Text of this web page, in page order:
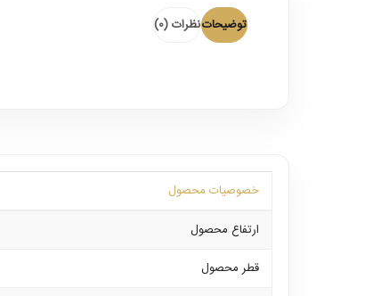
توضیحاتنظرات (0)
خصوصیات محصول
ارتفاع محصول
قطر محصول